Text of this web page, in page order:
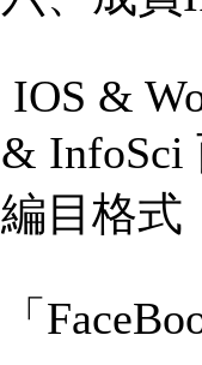
IOS &
& InfoSci
編目格式
「